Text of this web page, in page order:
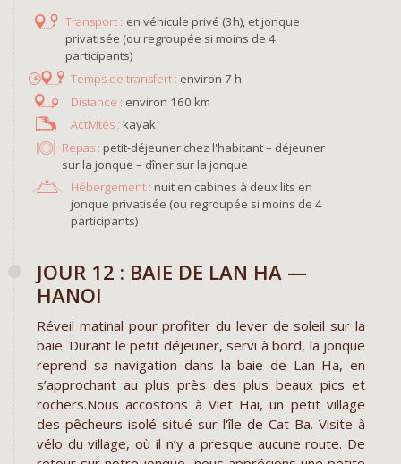
en véhicule privé (3h), et jonque
privatisée (ou regroupée si moins de 4
participants)
environ 7 h
environ 160 km
kayak
Repas : petit-déjeuner chez l'habitant – déjeuner
sur la jonque – dîner sur la jonque
Hébergement : nuit en cabines à deux lits en
jonque privatisée (ou regroupée si moins de 4
participants)
JOUR 12 : BAIE DE LAN HA —​
HANOI
Réveil matinal pour profiter du lever de soleil sur la
baie. Durant le petit déjeuner, servi à bord, la jonque
reprend sa navigation dans la baie de Lan Ha, en
s’approchant au plus près des plus beaux pics et
rochers.Nous accostons à Viet Hai, un petit village
des pêcheurs isolé situé sur l'île de Cat Ba. Visite à
vélo du village, où il n’y a presque aucune route. De